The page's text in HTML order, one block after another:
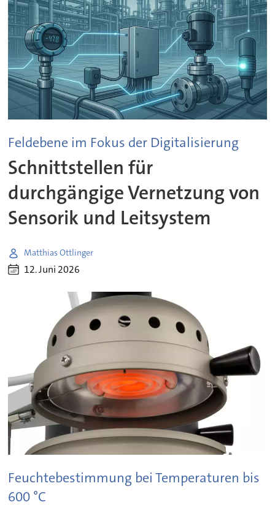
Feldebene im Fokus der Digitalisierung
Schnittstellen für
durchgängige Vernetzung von
Sensorik und Leitsystem
Matthias Ottlinger
12. Juni 2026
Feuchtebestimmung bei Temperaturen bis
600 °C